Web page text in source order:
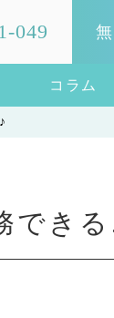
049
コラム
できる